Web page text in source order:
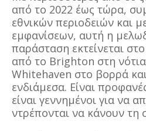
από το 2022 έως τώρα,
εθνικών περιοδειών και
εμφανίσεων, αυτή η
παράσταση εκτείνεται
από το Brighton στη
Whitehaven στο βορρά και
ενδιάμεσα. Είναι
είναι γεννημένοι για να
ντρέπονται να κάνουν τη